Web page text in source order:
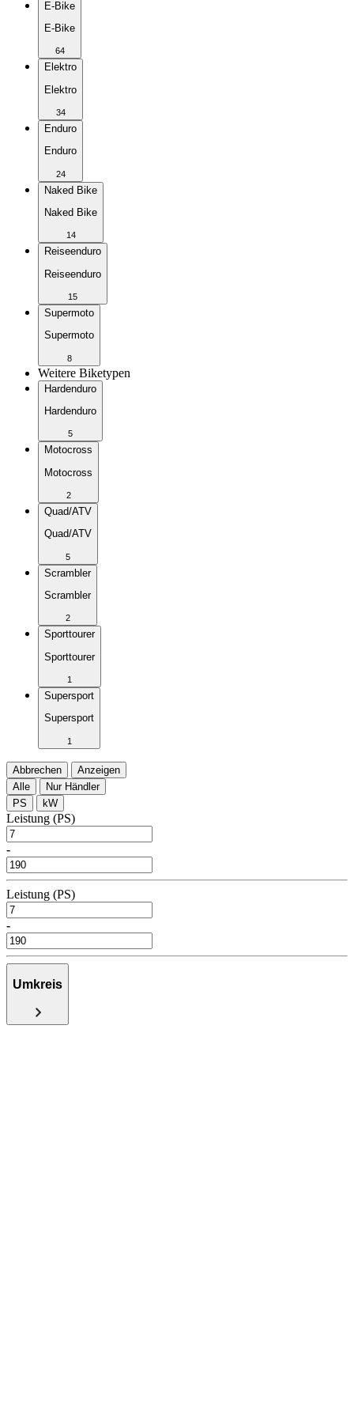
E-Bike
E-Bike
64
Elektro
Elektro
34
Enduro
Enduro
24
Naked Bike
Naked Bike
14
Reiseenduro
Reiseenduro
15
Supermoto
Supermoto
8
Weitere Biketypen
Hardenduro
Hardenduro
5
Motocross
Motocross
2
Quad/ATV
Quad/ATV
5
Scrambler
Scrambler
2
Sporttourer
Sporttourer
1
Supersport
Supersport
1
Abbrechen
Anzeigen
Alle
Nur Händler
PS
kW
Leistung (PS)
-
Leistung (PS)
-
Umkreis